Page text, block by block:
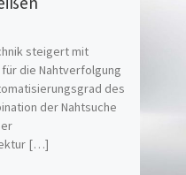
steigert mit
die Nahtverfolgung
des
der Nahtsuche
[…]